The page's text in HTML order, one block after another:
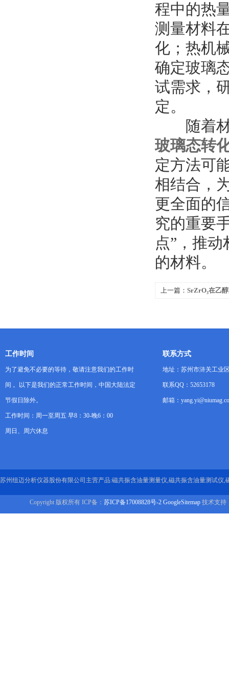
程中的热
测量材料
化；热机
确定玻璃
试需求，
定。
随着材
玻璃态转
定方法可
相结合，
更全面的
究的重要
点”，推
的材料。
上一篇： SrZrO₃在乙
工作时间
为了避免不必要的等待，敬请注意我们的工作时
间 。以下是我们的正常工作时间，中国大陆法定
节假日除外。
工作时间：周一至周五 早8：30-晚6：00
周日、周六休息
联系方式
地址：苏州市浒关工业
联系QQ：52653178
邮箱：
苏州纽迈分析仪器股份有限公司主营产品:磁共振含油量测量仪,磁共振含油量测试仪,
Copyright 版权所有 ICP备： 苏ICP备17008828号-2 GoogleSitemap 技术支持